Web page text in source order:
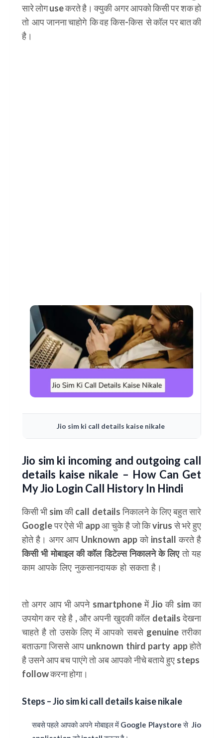
सारे लोग use करते है। क्युकी अगर आपको किसी पर शक हो
तो आप जानना चाहोगे कि वह किस-किस से कॉल पर बात की
है।
Jio sim ki call details kaise nikale
Jio sim ki incoming and outgoing call
details kaise nikale – How Can Get
My Jio Login Call History In Hindi
किसी भी sim की call details निकालने के लिए बहुत सारे
Google पर ऐसे भी app आ चुके है जो कि virus से भरे हुए
होते है। अगर आप Unknown app को install करते है
किसी भी मोबाइल की कॉल डिटेल्स निकालने के लिएतो यह
काम आपके लिए नुकसानदायक हो सकता है।
तो अगर आप भी अपने smartphone में Jio की sim का
उपयोग कर रहे है , और अपनी खुदकी कॉल details देखना
चाहते है तो उसके लिए में आपको सबसे genuine तरीका
बताऊगा जिससे आपunknown third party appहोते
है उसने आप बच पाएंगे तो अब आपको नीचे बताये हुए steps
follow करना होगा।
Steps – Jio sim ki call details kaise nikale
सबसे पहले आपको अपने मोबाइल में Google PlaystoreसेJio